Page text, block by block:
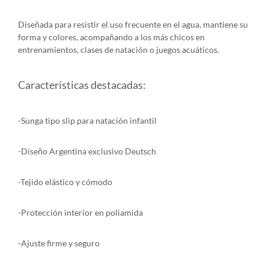
Diseñada para resistir el uso frecuente en el agua, mantiene su
forma y colores, acompañando a los más chicos en
entrenamientos, clases de natación o juegos acuáticos.
Características destacadas:
-Sunga tipo slip para natación infantil
-Diseño Argentina exclusivo Deutsch
-Tejido elástico y cómodo
-Protección interior en poliamida
-Ajuste firme y seguro